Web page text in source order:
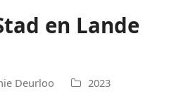
en Lande
Deurloo 2023